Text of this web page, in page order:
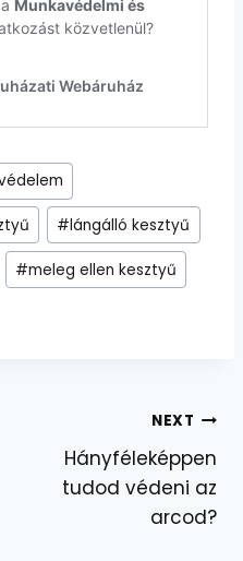
#lángálló kesztyű
#meleg ellen kesztyű
NEXT
Hányféleképpen
tudod védeni az
arcod?